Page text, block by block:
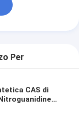
Per
CAS di